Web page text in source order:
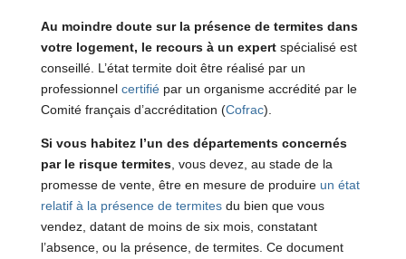
Au moindre doute sur la présence de termites dans
votre logement, le recours à un expertspécialisé est
conseillé. L’état termite doit être réalisé par un
professionnel certifiépar un organisme accrédité par le
Comité français d’accréditation (Cofrac).
Si vous habitez l’un des départements concernés
par le risque termites, vous devez, au stade de la
promesse de vente, être en mesure de produire un état
relatif à la présence de termitesdu bien que vous
vendez, datant de moins de six mois, constatant
l’absence, ou la présence, de termites. Ce document